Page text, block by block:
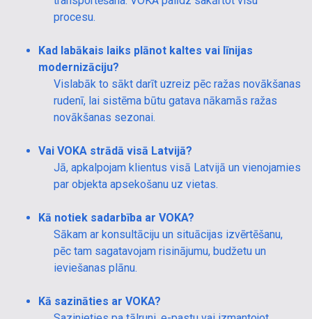
procesu.
Kad labākais laiks plānot kaltes vai līnijas
modernizāciju?
Vislabāk to sākt darīt uzreiz pēc ražas novākšanas
rudenī, lai sistēma būtu gatava nākamās ražas
novākšanas sezonai.
Vai VOKA strādā visā Latvijā?
Jā, apkalpojam klientus visā Latvijā un vienojamies
par objekta apsekošanu uz vietas.
Kā notiek sadarbība ar VOKA?
Sākam ar konsultāciju un situācijas izvērtēšanu,
pēc tam sagatavojam risinājumu, budžetu un
ieviešanas plānu.
Kā sazināties ar VOKA?